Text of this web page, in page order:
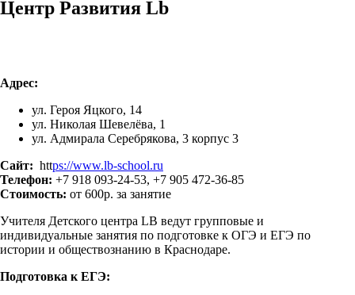
Центр Развития Lb
Адрес:
ул. Героя Яцкого, 14
ул. Николая Шевелёва, 1
ул. Адмирала Серебрякова, 3 корпус 3
Сайт: https://www.lb-school.ru
Телефон: +7 918 093-24-53, +7 905 472-36-85
Стоимость: от 600р. за занятие
Учителя Детского центра LB ведут групповые и
индивидуальные занятия по подготовке к ОГЭ и ЕГЭ по
истории и обществознанию в Краснодаре.
Подготовка к ЕГЭ: